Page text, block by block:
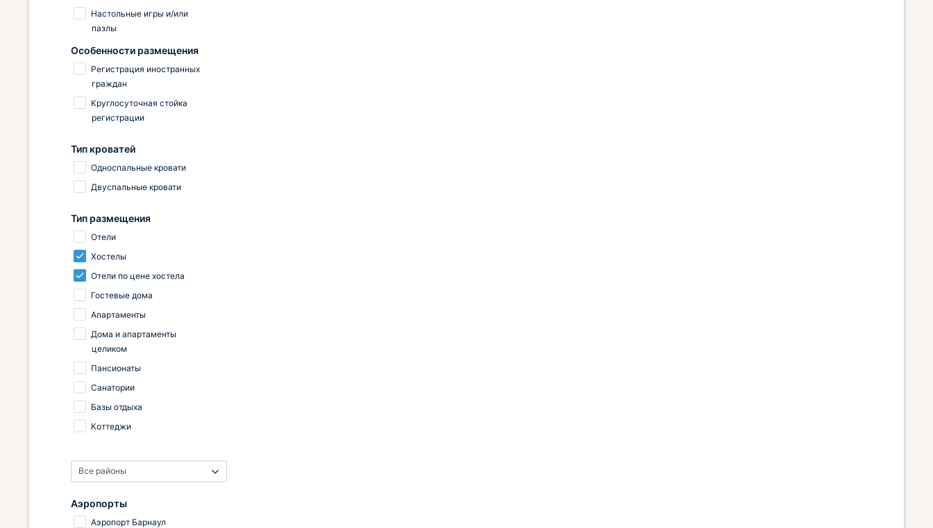
Настольные игры и/или
пазлы
Особенности размещения
Регистрация иностранных
граждан
Круглосуточная стойка
регистрации
Тип кроватей
Односпальные кровати
Двуспальные кровати
Тип размещения
Отели
Хостелы
Отели по цене хостела
Гостевые дома
Апартаменты
Дома и апартаменты
целиком
Пансионаты
Санатории
Базы отдыха
Коттеджи
Все районы
Аэропорты
Аэропорт Барнаул